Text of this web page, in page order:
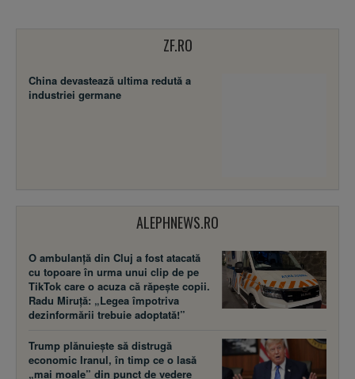
ZF.RO
China devastează ultima redută a
industriei germane
ALEPHNEWS.RO
O ambulanță din Cluj a fost atacată
cu topoare în urma unui clip de pe
TikTok care o acuza că răpește copii.
Radu Miruță: „Legea împotriva
dezinformării trebuie adoptată!”
Trump plănuiește să distrugă
economic Iranul, în timp ce o lasă
„mai moale” din punct de vedere